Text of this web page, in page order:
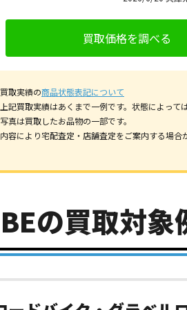
買取価格を調べる
取実績の商品状態表記について
記買取実績はあくまで一例です。状態によって
真は買取したお品物の一部です。
容により宅配査定・店舗査定をご案内する場合
の買取対象